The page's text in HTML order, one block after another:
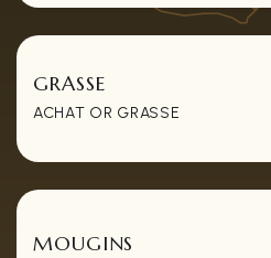
GRASSE
ACHAT OR GRASSE
MOUGINS